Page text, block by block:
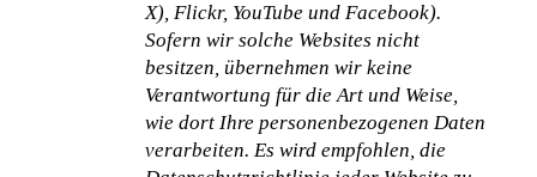
X), Flickr, YouTube und Facebook).
Sofern wir solche Websites nicht
besitzen, übernehmen wir keine
Verantwortung für die Art und Weise,
wie dort Ihre personenbezogenen Daten
verarbeiten. Es wird empfohlen, die